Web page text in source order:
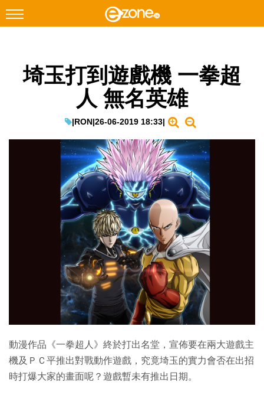
Facebook Instagram
遊戲動漫
生成式AI與雲端應用
Enterprise Digital Transformation
埼玉打到遊戲機 一拳超
人 無名英雄
|RON|26-06-2019 18:33|
動漫作品《一拳超人》終於打出名堂，宣佈要在兩大遊戲主
機及ＰＣ平推出對戰動作遊戲，究竟埼玉的實力會否在出招
時打爆大家的畫面呢？遊戲暫未有推出日期。